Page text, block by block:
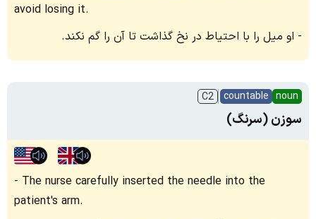
avoid losing it.
او میل را با احتیاط در نخ گذاشت تا آن را گم نکند.
noun
countable
C2
سوزن (سرنگ)
The nurse carefully inserted the needle into the
patient's arm.